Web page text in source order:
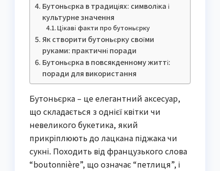
Бутоньєрка в традиціях: символіка і
культурне значення
Цікаві факти про бутоньєрку
Як створити бутоньєрку своїми
руками: практичні поради
Бутоньєрка в повсякденному житті:
поради для використання
Бутоньєрка – це елегантний аксесуар,
що складається з однієї квітки чи
невеликого букетика, який
прикріплюють до лацкана піджака чи
сукні. Походить від французького слова
“boutonnière”, що означає “петлиця”, і